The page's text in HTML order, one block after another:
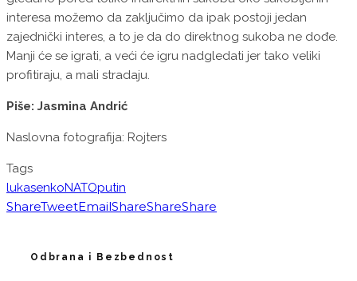
interesa možemo da zaključimo da ipak postoji jedan
zajednički interes, a to je da do direktnog sukoba ne dođe.
Manji će se igrati, a veći će igru nadgledati jer tako veliki
profitiraju, a mali stradaju.
Piše: Jasmina Andrić
Naslovna fotografija: Rojters
Tags
lukasenkoNATOputin
ShareTweetEmailShareShareShare
Odbrana i Bezbednost